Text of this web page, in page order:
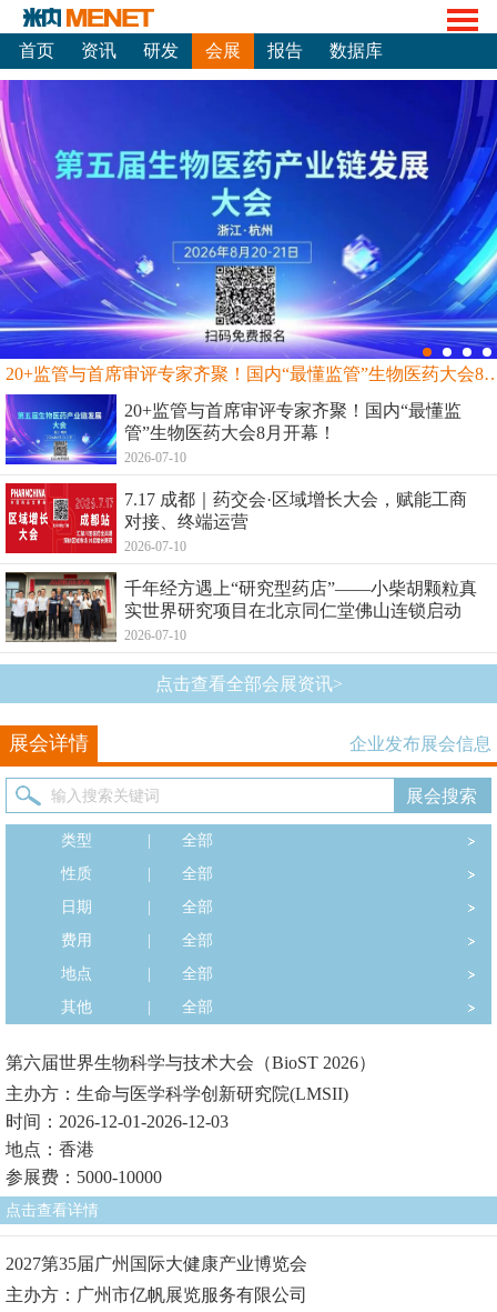
首页 资讯 研发 会展 报告 数据库
20+监管与首席审评专家齐聚！国内“最
20+监管与首席审评专家齐聚！国内“最懂监
管”生物医药大会8月开幕！
2026-07-10
7.17 成都｜药交会·区域增长大会，赋能工商
对接、终端运营
2026-07-10
千年经方遇上“研究型药店”——小柴胡颗粒真
实世界研究项目在北京同仁堂佛山连锁启动
2026-07-10
点击查看全部会展资讯>
展会详情 企业发布展会信息
类型
全部
性质
全部
日期
全部
费用
全部
地点
全部
其他
全部
第六届世界生物科学与技术大会（BioST 2026）
主办方：生命与医学科学创新研究院(LMSII)
时间：2026-12-01-2026-12-03
地点：香港
参展费：5000-10000
点击查看详情
2027第35届广州国际大健康产业博览会
主办方：广州市亿帆展览服务有限公司